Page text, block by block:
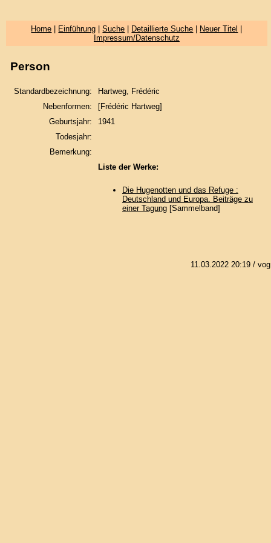
Home Einführung |Suche Detaillierte Suche Neuer Titel
Impressum/Datenschutz
Person
Standardbezeichnung:
Hartweg, Frédéric
Nebenformen:
[Frédéric Hartweg]
Geburtsjahr:
1941
Todesjahr:
Bemerkung:
Liste der Werke:
Die Hugenotten und das Refuge :
Deutschland und Europa. Beiträge zu
einer Tagung[Sammelband]
11.03.2022 20:19/ vog